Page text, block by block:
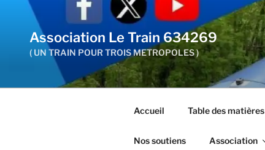
contenu
principal
Association Le Train 634269
( UN TRAIN POUR TROIS METROPOLES )
Accueil Table des matières
Nos soutiens Association